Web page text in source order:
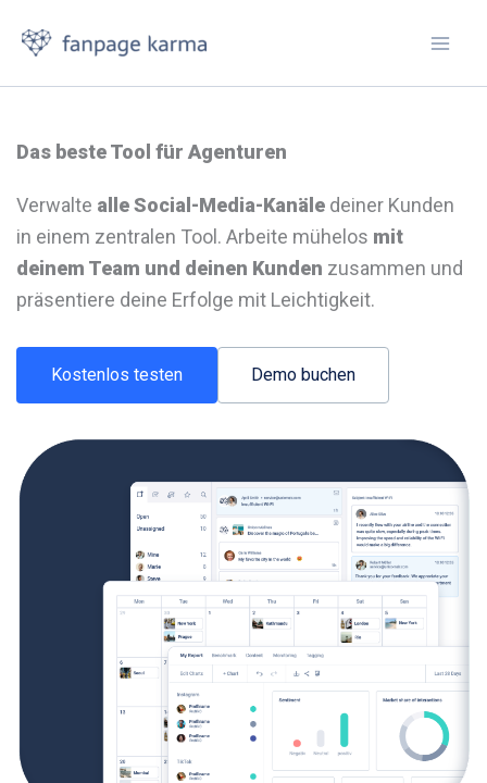
Inhalt
Das beste Tool für Agenturen
Verwalte alle Social-Media-Kanäle deiner Kunden
in einem zentralen Tool. Arbeite mühelos mit
deinem Team und deinen Kunden zusammen und
präsentiere deine Erfolge mit Leichtigkeit.
Kostenlos testen Demo buchen